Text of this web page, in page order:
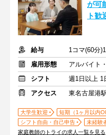
が可
ト
給与
1コマ(60分
雇用形態
アルバイト
シフト
週1日以上 1
アクセス
東名古屋港
大学生歓迎 短期（1ヶ月以内
シフト自由・自己申告
未経験
家庭教師のトライの求人一覧を見る